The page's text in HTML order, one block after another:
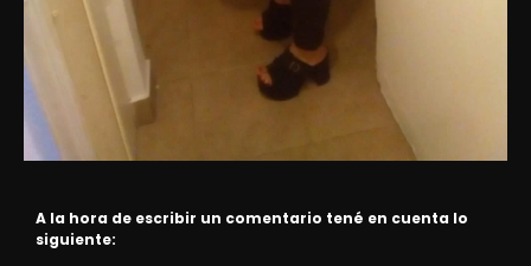
A la hora de escribir un comentario tené en cuenta lo
siguiente: